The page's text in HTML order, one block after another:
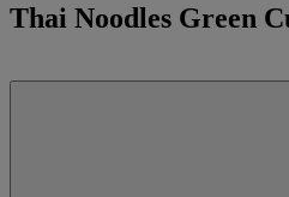
Thai Noodles Green